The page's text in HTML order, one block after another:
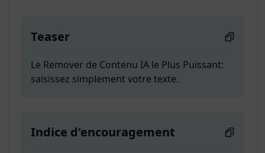
Teaser
Le Remover de Contenu IA le Plus Puissant:
saisissez simplement votre texte.
Indice d'encouragement